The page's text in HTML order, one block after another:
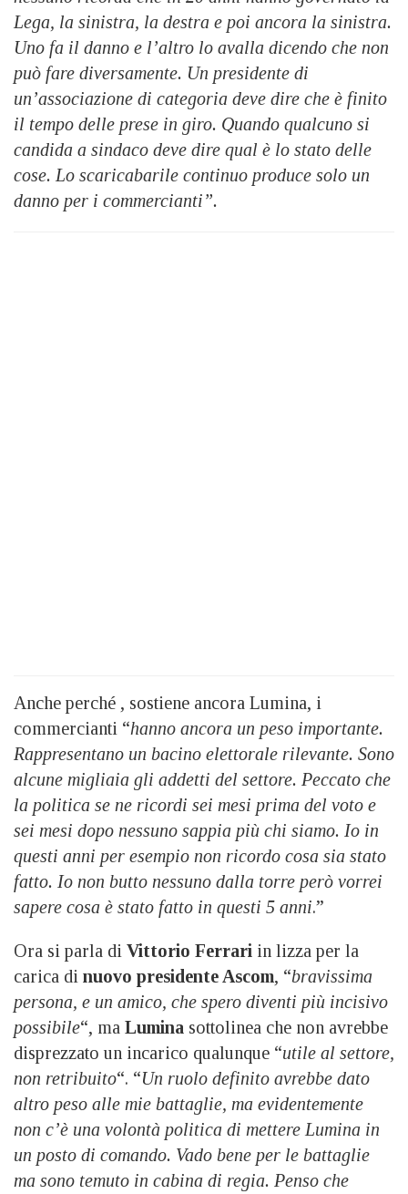
Lega, la sinistra, la destra e poi ancora la sinistra.
Uno fa il danno e l’altro lo avalla dicendo che non
può fare diversamente. Un presidente di
un’associazione di categoria deve dire che è finito
il tempo delle prese in giro. Quando qualcuno si
candida a sindaco deve dire qual è lo stato delle
cose. Lo scaricabarile continuo produce solo un
danno per i commercianti”.
Anche perché , sostiene ancora Lumina, i
commercianti “hanno ancora un peso importante.
Rappresentano un bacino elettorale rilevante. Sono
alcune migliaia gli addetti del settore. Peccato che
la politica se ne ricordi sei mesi prima del voto e
sei mesi dopo nessuno sappia più chi siamo. Io in
questi anni per esempio non ricordo cosa sia stato
fatto. Io non butto nessuno dalla torre però vorrei
sapere cosa è stato fatto in questi 5 anni.”
Ora si parla di Vittorio Ferrari in lizza per la
carica di nuovo presidente Ascom, “bravissima
persona, e un amico, che spero diventi più incisivo
possibile“, ma Lumina sottolinea che non avrebbe
disprezzato un incarico qualunque “utile al settore,
non retribuito“. “Un ruolo definito avrebbe dato
altro peso alle mie battaglie, ma evidentemente
non c’è una volontà politica di mettere Lumina in
un posto di comando. Vado bene per le battaglie
ma sono temuto in cabina di regia. Penso che